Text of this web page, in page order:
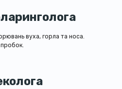
вуха, горла та носа.
пробок.